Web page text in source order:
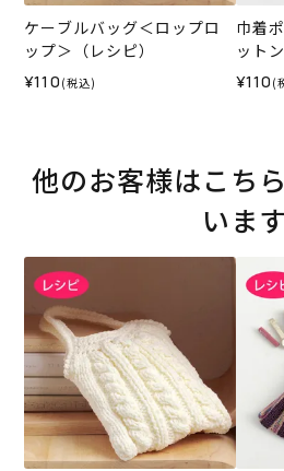
ケーブルバッグ＜ロップロ
ップ＞（レシピ）
¥110 (税込)
巾着
ット
¥110 (
他のお客様はこち
います